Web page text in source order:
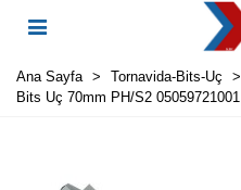
Ana Sayfa > Tornavida-Bits-Uç >
Bits Uç 70mm PH/S2 05059721001